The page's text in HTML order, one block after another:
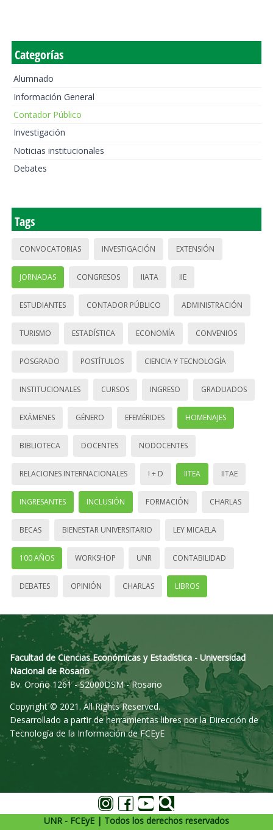
Categorías
Alumnado
Información General
Contador Público
Investigación
Noticias institucionales
Debates
Tags
CONVOCATORIAS INVESTIGACIÓN EXTENSIÓN
JORNADAS CONGRESOS IIATA IIE
ESTUDIANTES CONTADOR PÚBLICO ADMINISTRACIÓN
TURISMO ESTADÍSTICA ECONOMÍA CONVENIOS
POSGRADO POSTÍTULOS CIENCIA Y TECNOLOGÍA
INSTITUCIONALES CURSOS INGRESO GRADUADOS
EXÁMENES GÉNERO EFEMÉRIDES HOMENAJES
BIBLIOTECA DOCENTES NODOCENTES
RELACIONES INTERNACIONALES I + D IITEA IITAE
INGRESANTES INCLUSIÓN FORMACIÓN CHARLAS
BECAS BIENESTAR UNIVERSITARIO LEY MICAELA
100 AÑOS WORKSHOP UNR CONTABILIDAD
DEBATES OPINIÓN CHARLAS LIBROS
Facultad de Ciencias Económicas y Estadística - Universidad
Nacional de Rosario
Bv. Oroño 1261 - S2000DSM - Rosario
Copyright © 2021. All Rights Reserved.
Desarrollado a partir de herramientas libres por la Dirección de
Tecnología de la Información de FCEyE
UNR - FCEyE | Todos los derechos reservados